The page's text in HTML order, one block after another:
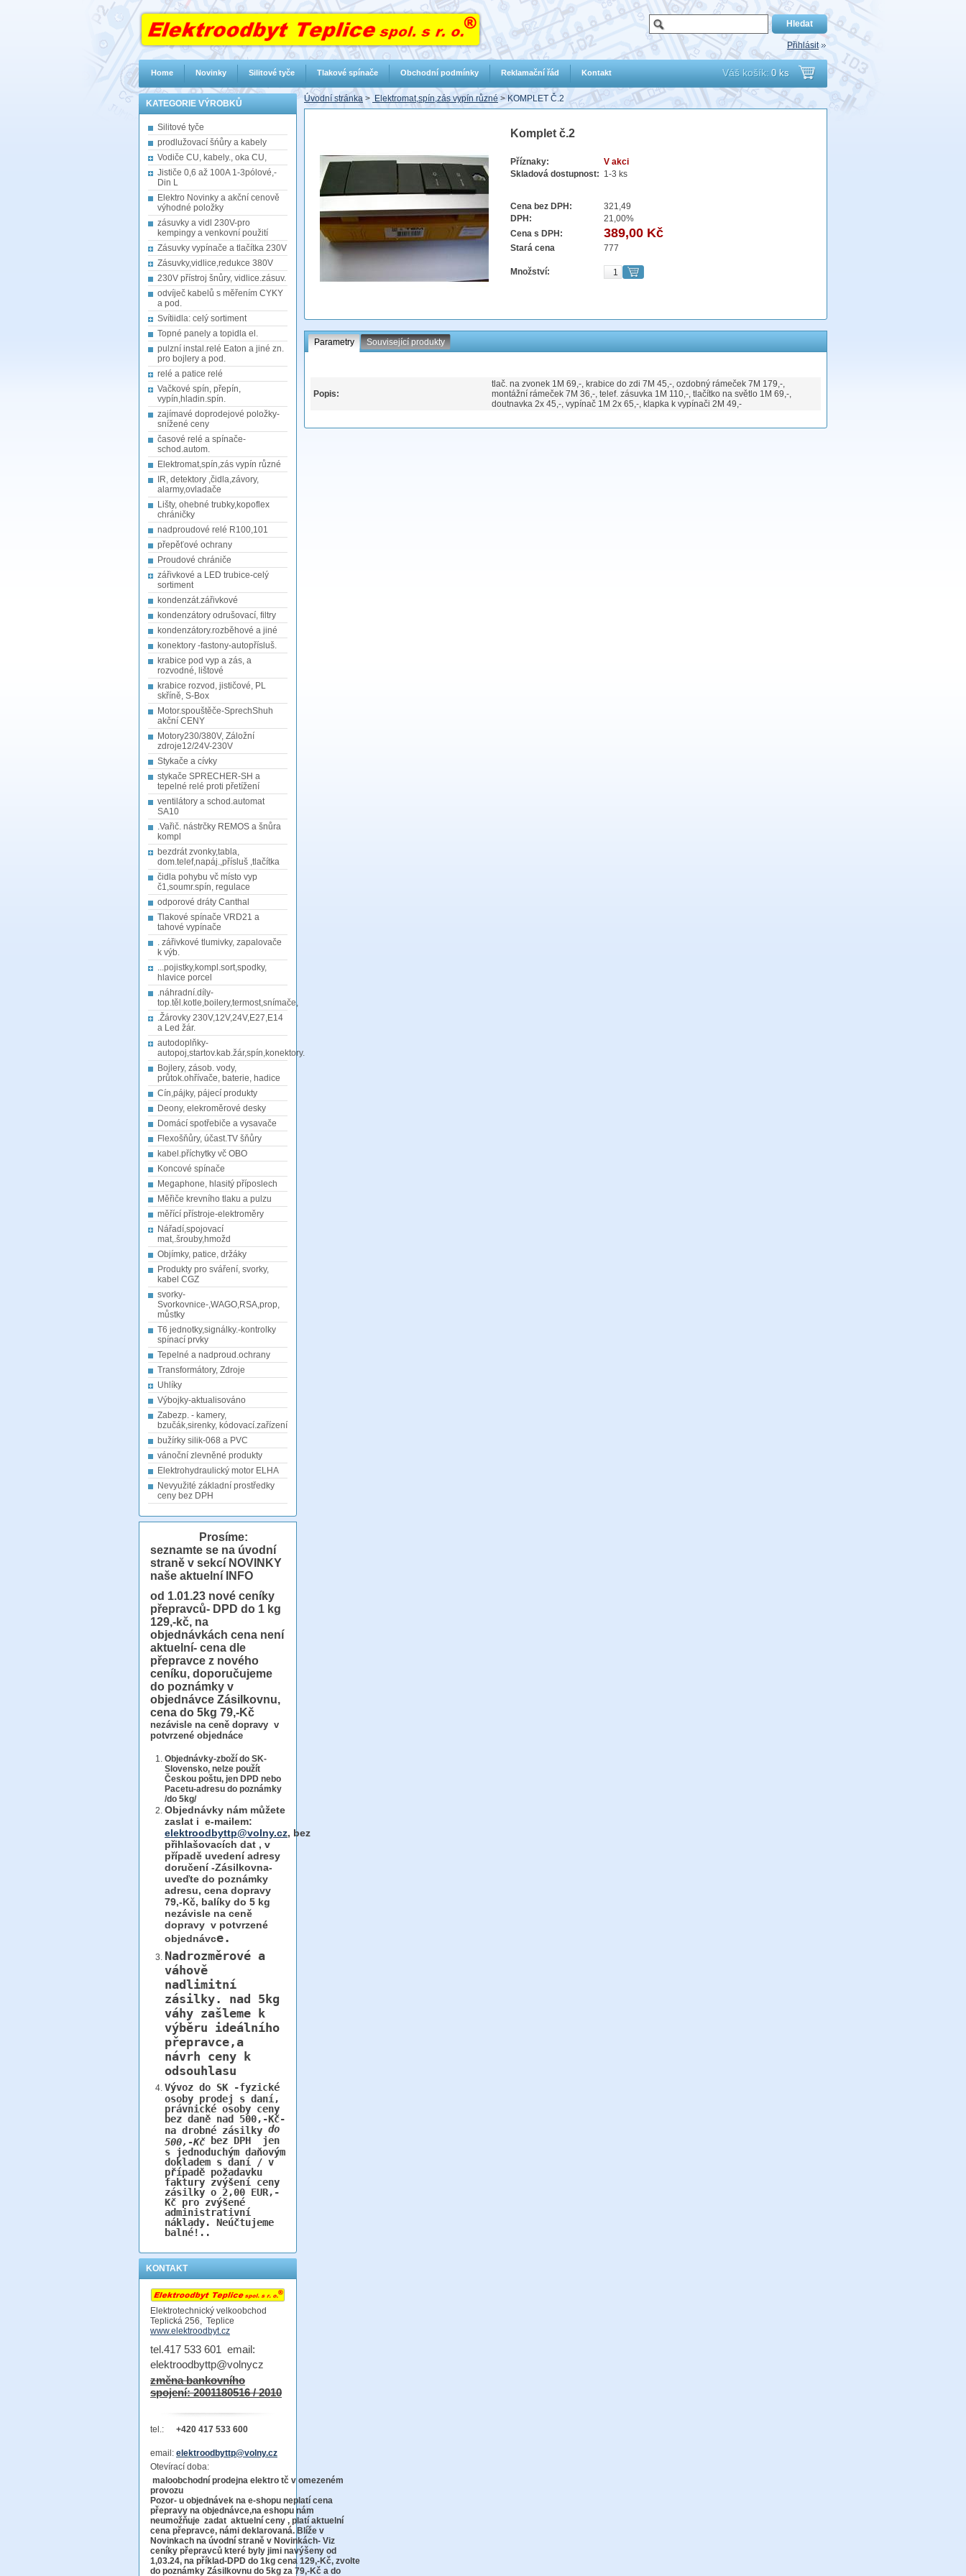
Váš košík: 0 ks
KATEGORIE VÝROBKŮ
Silitové tyče
prodlužovací šńůry a kabely
Vodiče CU, kabely., oka CU,
Jističe 0,6 až 100A 1-3pólové,-
Din L
Elektro Novinky a akční cenově
výhodné položky
zásuvky a vidl 230V-pro
kempingy a venkovní použití
Zásuvky vypínače a tlačítka 230V
Zásuvky,vidlice,redukce 380V
230V přístroj šnůry, vidlice.zásuv.
odvíječ kabelů s měřením CYKY
a pod.
Svítiidla: celý sortiment
Topné panely a topidla el.
pulzní instal.relé Eaton a jiné zn.
pro bojlery a pod.
relé a patice relé
Vačkové spín, přepín,
vypín,hladin.spín.
zajímavé doprodejové položky-
snížené ceny
časové relé a spínače-
schod.autom.
Elektromat,spín,zás vypín různé
IR, detektory ,čidla,závory,
alarmy,ovladače
Lišty, ohebné trubky,kopoflex
chráničky
nadproudové relé R100,101
přepěťové ochrany
Proudové chrániče
zářivkové a LED trubice-celý
sortiment
kondenzát.zářivkové
kondenzátory odrušovací, filtry
kondenzátory.rozběhové a jiné
konektory -fastony-autopřísluš.
krabice pod vyp a zás, a
rozvodné, lištové
krabice rozvod, jističové, PL
skříně, S-Box
Motor.spouštěče-SprechShuh
akční CENY
Motory230/380V, Záložní
zdroje12/24V-230V
Stykače a cívky
stykače SPRECHER-SH a
tepelné relé proti přetížení
ventilátory a schod.automat
SA10
.Vařič. nástrčky REMOS a šnůra
kompl
bezdrát zvonky,tabla,
dom.telef,napáj.,přísluš ,tlačítka
čidla pohybu vč místo vyp
č1,soumr.spín, regulace
odporové dráty Canthal
Tlakové spínače VRD21 a
tahové vypínače
. zářivkové tlumivky, zapalovače
k výb.
...pojistky,kompl.sort,spodky,
hlavice porcel
.náhradní.díly-
top.těl.kotle,boilery,termost,snímače,
.Žárovky 230V,12V,24V,E27,E14
a Led žár.
autodoplňky-
autopoj,startov.kab.žár,spín,konektory.
Bojlery, zásob. vody,
průtok.ohřívače, baterie, hadice
Cín,pájky, pájecí produkty
Deony, elekroměrové desky
Domácí spotřebiče a vysavače
Flexošňůry, účast.TV šňůry
kabel.příchytky vč OBO
Koncové spínače
Megaphone, hlasitý příposlech
Měřiče krevního tlaku a pulzu
měřící přístroje-elektroměry
Nářadí,spojovací
mat,.šrouby,hmožd
Objímky, patice, držáky
Produkty pro sváření, svorky,
kabel CGZ
svorky-
Svorkovnice-,WAGO,RSA,prop,
můstky
T6 jednotky,signálky.-kontrolky
spínací prvky
Tepelné a nadproud.ochrany
Transformátory, Zdroje
Uhlíky
Výbojky-aktualisováno
Zabezp. - kamery,
bzučák,sirenky, kódovací.zařízení
bužírky silik-068 a PVC
vánoční zlevněné produkty
Elektrohydraulický motor ELHA
Nevyužité základní prostředky
ceny bez DPH
Přihlásit
Prosíme:
seznamte se na úvodní
straně v sekcí NOVINKY
naše aktuelní INFO
od 1.01.23 nové ceníky
přepravců- DPD do 1 kg
129,-kč, na
objednávkách cena není
aktuelní- cena dle
přepravce z nového
ceníku, doporučujeme
do poznámky v
objednávce Zásilkovnu,
cena do 5kg 79,-Kč
nezávisle na ceně dopravy v
potvrzené objednáce
Objednávky-zboží do SK-
Slovensko, nelze použít
Českou poštu, jen DPD nebo
Pacetu-adresu do poznámky
/do 5kg/
Objednávky nám můžete
zaslat i e-mailem:
elektroodbyttp@volny.cz, bez
přihlašovacích dat , v
případě uvedení adresy
doručení -Zásilkovna-
uveďte do poznámky
adresu, cena dopravy
79,-Kč, balíky do 5 kg
nezávisle na ceně
dopravy v potvrzené
objednávce.
Nadrozměrové a
váhově
nadlimitní
zásilky. nad 5kg
váhy zašleme k
výběru ideálního
přepravce,a
návrh ceny k
odsouhlasu
Vývoz do SK -fyzické
osoby prodej s daní,
právnické osoby ceny
bez daně nad 500,-Kč-
na drobné zásilky do
500,-Kčbez DPH jen
s jednoduchým daňovým
dokladem s daní / v
případě požadavku
faktury zvýšení ceny
zásilky o 2,00 EUR,-
Kč pro zvýšené
administrativní
náklady. Neúčtujeme
balné!..
KONTAKT
Elektrotechnický velkoobchod
Teplická 256, Teplice
www.elektroodbyt.cz
tel.417 533 601 email:
elektroodbyttp@volnycz
změna bankovního
spojení: 2001180516 / 2010
tel.: +420 417 533 600
email: elektroodbyttp@volny.cz
Otevírací doba:
maloobchodní prodejna elektro tč v omezeném
provozu
Pozor- u objednávek na e-shopu neplatí cena
přepravy na objednávce,na eshopu nám
neumožňuje zadat aktuelní ceny , platí aktuelní
cena přepravce, námi deklarovaná. Blíže v
Novinkach na úvodní straně v Novinkách- Viz
ceníky přepravců které byly jimi navýšeny od
1,03.24, na příklad-DPD do 1kg cena 129,-Kč, zvolte
do poznámky Zásilkovnu do 5kg za 79,-Kč a do
Úvodní stránka > Elektromat,spín,zás vypín různé >KOMPLET Č.2
Komplet č.2
Příznaky:
V akci
Skladová dostupnost: 1-3 ks
Cena bez DPH:
321,49
DPH:
21,00%
Cena s DPH:
389,00 Kč
Stará cena 777
Množství:
Parametry Související produkty
Popis:
tlač. na zvonek 1M 69,-, krabice do zdi 7M 45,-, ozdobný rámeček 7M 179,-,
montážní rámeček 7M 36,-, telef. zásuvka 1M 110,-, tlačítko na světlo 1M 69,-,
doutnavka 2x 45,-, vypínač 1M 2x 65,-, klapka k vypínači 2M 49,-
Home Novinky Silitové tyče Tlakové spínače Obchodní podmínky Reklamační řád Kontakt